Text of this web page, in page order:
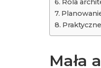
Rola
Mała